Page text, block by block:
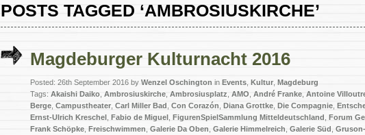
POSTS TAGGED ‘AMBROSIUSKIRCHE’
Magdeburger Kulturnacht 2016
Posted: 26th September 2016 by Wenzel Oschington in Events Kultur Magdeburg
Tags: Akaishi Daiko Ambrosiuskirche Ambrosiusplatz AMO André Franke Antoine
Berge Campustheater Carl Miller Bad Con Corazón Diana Grottke Die Compagnie
Ernst-Ulrich Kreschel Fabio de Miguel FigurenSpielSammlung Mitteldeutschland Forum
Frank Schöpke Freischwimmen Galerie Da Oben Galerie Himmelreich Galerie Süd Gruson-